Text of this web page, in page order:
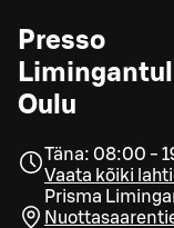
Presso
Oulu
Täna: 08:00 -
Vaata kõiki
Prisma